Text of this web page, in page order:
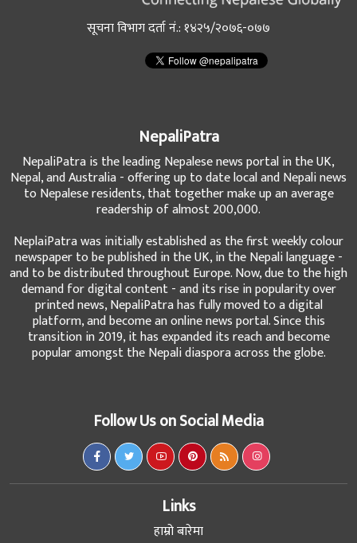
सूचना विभाग दर्ता नं.: १४२५/२०७६-०७७
NepaliPatra
NepaliPatra is the leading Nepalese news portal in the UK,
Nepal, and Australia - offering up to date local and Nepali news
to Nepalese residents, that together make up an average
readership of almost 200,000.
NeplaiPatra was initially established as the first weekly colour
newspaper to be published in the UK, in the Nepali language -
and to be distributed throughout Europe. Now, due to the high
demand for digital content - and its rise in popularity over
printed news, NepaliPatra has fully moved to a digital
platform, and become an online news portal. Since this
transition in 2019, it has expanded its reach and become
popular amongst the Nepali diaspora across the globe.
Follow Us on Social Media
Links
हाम्रो बारेमा